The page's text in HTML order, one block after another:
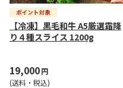
【冷凍】黒毛和牛 A5厳選霜降
り４種スライス 1200g
19,000円
(送料・税込)